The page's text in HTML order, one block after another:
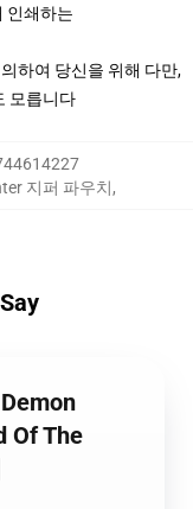
인쇄하는
하여 당신을 위해 다만,
모릅니다
지퍼 파우치,
Of The